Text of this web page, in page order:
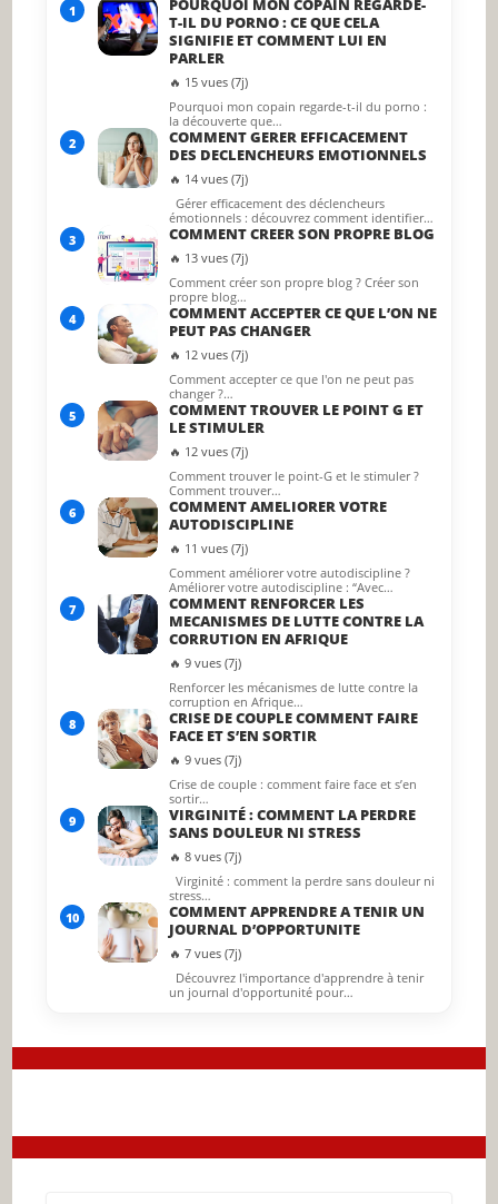
1
POURQUOI MON COPAIN REGARDE-
T-IL DU PORNO : CE QUE CELA
SIGNIFIE ET COMMENT LUI EN
PARLER
🔥 15 vues (7j)
Pourquoi mon copain regarde-t-il du porno :
la découverte que…
2
COMMENT GERER EFFICACEMENT
DES DECLENCHEURS EMOTIONNELS
🔥 14 vues (7j)
Gérer efficacement des déclencheurs
émotionnels : découvrez comment identifier…
3
COMMENT CREER SON PROPRE BLOG
🔥 13 vues (7j)
Comment créer son propre blog ? Créer son
propre blog…
4
COMMENT ACCEPTER CE QUE L’ON NE
PEUT PAS CHANGER
🔥 12 vues (7j)
Comment accepter ce que l'on ne peut pas
changer ?…
5
COMMENT TROUVER LE POINT G ET
LE STIMULER
🔥 12 vues (7j)
Comment trouver le point-G et le stimuler ?
Comment trouver…
6
COMMENT AMELIORER VOTRE
AUTODISCIPLINE
🔥 11 vues (7j)
Comment améliorer votre autodiscipline ?
Améliorer votre autodiscipline : “Avec…
7
COMMENT RENFORCER LES
MECANISMES DE LUTTE CONTRE LA
CORRUTION EN AFRIQUE
🔥 9 vues (7j)
Renforcer les mécanismes de lutte contre la
corruption en Afrique…
8
CRISE DE COUPLE COMMENT FAIRE
FACE ET S’EN SORTIR
🔥 9 vues (7j)
Crise de couple : comment faire face et s’en
sortir…
9
VIRGINITÉ : COMMENT LA PERDRE
SANS DOULEUR NI STRESS
🔥 8 vues (7j)
Virginité : comment la perdre sans douleur ni
stress…
10
COMMENT APPRENDRE A TENIR UN
JOURNAL D’OPPORTUNITE
🔥 7 vues (7j)
Découvrez l'importance d'apprendre à tenir
un journal d'opportunité pour…